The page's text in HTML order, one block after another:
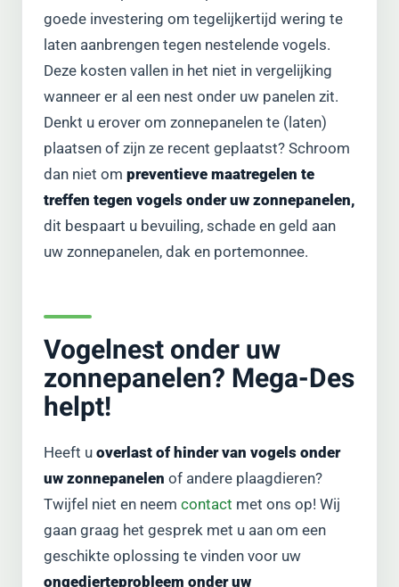
goede investering om tegelijkertijd wering te
laten aanbrengen tegen nestelende vogels.
Deze kosten vallen in het niet in vergelijking
wanneer er al een nest onder uw panelen zit.
Denkt u erover om zonnepanelen te (laten)
plaatsen of zijn ze recent geplaatst? Schroom
dan niet om preventieve maatregelen te
treffen tegen vogels onder uw zonnepanelen,
dit bespaart u bevuiling, schade en geld aan
uw zonnepanelen, dak en portemonnee.
Vogelnest onder uw
zonnepanelen? Mega-Des
helpt!
Heeft u overlast of hinder van vogels onder
uw zonnepanelen of andere plaagdieren?
Twijfel niet en neem contact met ons op! Wij
gaan graag het gesprek met u aan om een
geschikte oplossing te vinden voor uw
ongedierteprobleem onder uw